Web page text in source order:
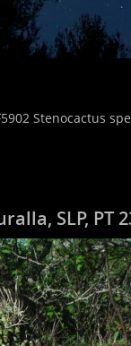
Stenocactus
SLP, PT